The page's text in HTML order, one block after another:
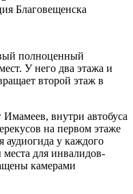
Благовещенска
полноценный
У него два этажа и
второй этаж в
внутри автобуса
на первом этаже
у каждого
для инвалидов-
камерами